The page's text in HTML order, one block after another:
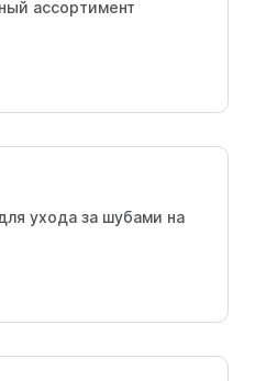
ассортимент
ухода за шубами на